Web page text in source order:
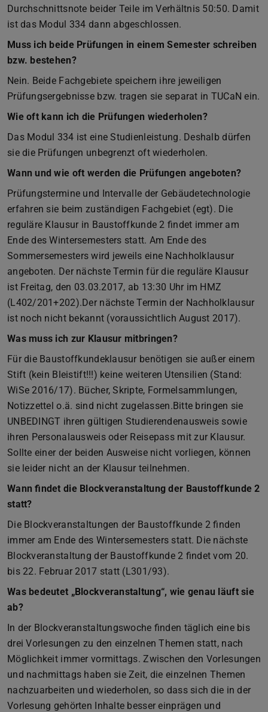
Durchschnittsnote beider Teile im Verhältnis 50:50. Damit
ist das Modul 334 dann abgeschlossen.
Muss ich beide Prüfungen in einem Semester schreiben
bzw. bestehen?
Nein. Beide Fachgebiete speichern ihre jeweiligen
Prüfungsergebnisse bzw. tragen sie separat in TUCaN ein.
Wie oft kann ich die Prüfungen wiederholen?
Das Modul 334 ist eine Studienleistung. Deshalb dürfen
sie die Prüfungen unbegrenzt oft wiederholen.
Wann und wie oft werden die Prüfungen angeboten?
Prüfungstermine und Intervalle der Gebäudetechnologie
erfahren sie beim zuständigen Fachgebiet (egt). Die
reguläre Klausur in Baustoffkunde 2 findet immer am
Ende des Wintersemesters statt. Am Ende des
Sommersemesters wird jeweils eine Nachholklausur
angeboten. Der nächste Termin für die reguläre Klausur
ist Freitag, den 03.03.2017, ab 13:30 Uhr im HMZ
(L402/201+202).Der nächste Termin der Nachholklausur
ist noch nicht bekannt (voraussichtlich August 2017).
Was muss ich zur Klausur mitbringen?
Für die Baustoffkundeklausur benötigen sie außer einem
Stift (kein Bleistift!!!) keine weiteren Utensilien (Stand:
WiSe 2016/17). Bücher, Skripte, Formelsammlungen,
Notizzettel o.ä. sind nicht zugelassen.Bitte bringen sie
UNBEDINGT ihren gültigen Studierendenausweis sowie
ihren Personalausweis oder Reisepass mit zur Klausur.
Sollte einer der beiden Ausweise nicht vorliegen, können
sie leider nicht an der Klausur teilnehmen.
Wann findet die Blockveranstaltung der Baustoffkunde 2
statt?
Die Blockveranstaltungen der Baustoffkunde 2 finden
immer am Ende des Wintersemesters statt. Die nächste
Blockveranstaltung der Baustoffkunde 2 findet vom 20.
bis 22. Februar 2017 statt (L301/93).
Was bedeutet „Blockveranstaltung“, wie genau läuft sie
ab?
In der Blockveranstaltungswoche finden täglich eine bis
drei Vorlesungen zu den einzelnen Themen statt, nach
Möglichkeit immer vormittags. Zwischen den Vorlesungen
und nachmittags haben sie Zeit, die einzelnen Themen
nachzuarbeiten und wiederholen, so dass sich die in der
Vorlesung gehörten Inhalte besser einprägen und